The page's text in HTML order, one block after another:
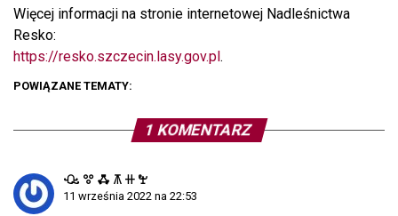
Więcej informacji na stronie internetowej Nadleśnictwa
Resko:
https://resko.szczecin.lasy.gov.pl.
POWIĄZANE TEMATY:
1 KOMENTARZ
ꘐ ꖜ ꗈ ꕧ ꔠ ꖟ
11 września 2022 na 22:53